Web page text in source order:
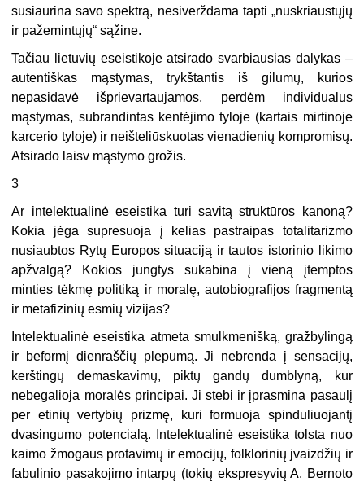
susiaurina savo spektrą, nesiverždama tapti „nuskriaustųjų
ir pažemintųjų“ sąžine.
Tačiau lietuvių eseistikoje atsirado svarbiausias dalykas –
autentiškas mąstymas, trykštantis iš gilumų, kurios
nepasidavė išprievartaujamos, perdėm individualus
mąstymas, subrandintas kentėjimo tyloje (kartais mirtinoje
karcerio tyloje) ir neišteliūskuotas vienadienių kompromisų.
Atsirado laisv mąstymo grožis.
3
Ar intelektualinė eseistika turi savitą struktūros kanoną?
Kokia jėga supresuoja į kelias pastraipas totalitarizmo
nusiaubtos Rytų Europos situaciją ir tautos istorinio likimo
apžvalgą? Kokios jungtys sukabina į vieną įtemptos
minties tėkmę politiką ir moralę, autobiografijos fragmentą
ir metafizinių esmių vizijas?
Intelektualinė eseistika atmeta smulkmenišką, gražbylingą
ir beformį dienraščių plepumą. Ji nebrenda į sensacijų,
kerštingų demaskavimų, piktų gandų dumblyną, kur
nebegalioja moralės principai. Ji stebi ir įprasmina pasaulį
per etinių vertybių prizmę, kuri formuoja spinduliuojantį
dvasingumo potencialą.
Intelektualinė eseistika tolsta nuo
kaimo žmogaus protavimų ir emocijų, folklorinių jvaizdžių ir
fabulinio pasakojimo intarpų (tokių ekspresyvių A. Bernoto